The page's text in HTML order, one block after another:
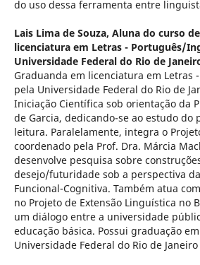
do uso dessa ferramenta entre
Lais Lima de Souza, Aluna do curso
licenciatura em Letras - Português/
Universidade Federal do Rio de
Graduanda em licenciatura em Letras
pela Universidade Federal do Rio de
Iniciação Científica sob orientação da
de Garcia, dedicando-se ao estudo do
leitura. Paralelamente, integra o
coordenado pela Prof. Dra. Márcia
desenvolve pesquisa sobre
desejo/futuridade sob a perspectiva
Funcional-Cognitiva. Também atua
no Projeto de Extensão Linguística no
um diálogo entre a universidade
educação básica. Possui graduação
Universidade Federal do Rio de Janeiro